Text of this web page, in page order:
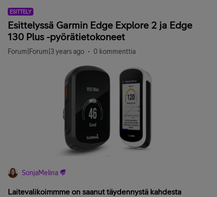
ESITTELY
Esittelyssä Garmin Edge Explore 2 ja Edge
130 Plus -pyörätietokoneet
Forum|Forum|3 years ago 0 kommenttia
SonjaMelina
Laitevalikoimmme on saanut täydennystä kahdesta